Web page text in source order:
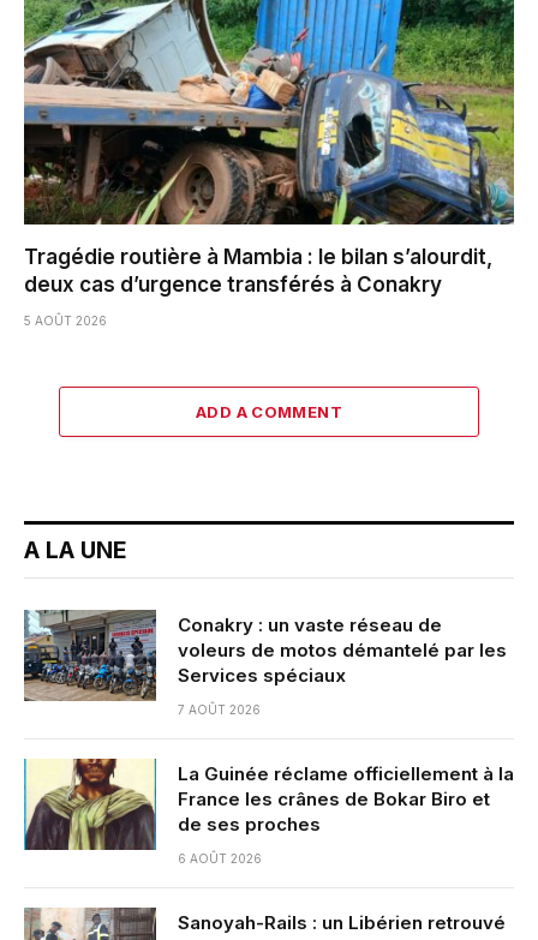
Tragédie routière à Mambia : le bilan s’alourdit,
deux cas d’urgence transférés à Conakry
5 AOÛT 2026
ADD A COMMENT
A LA UNE
Conakry : un vaste réseau de
voleurs de motos démantelé par les
Services spéciaux
7 AOÛT 2026
La Guinée réclame officiellement à la
France les crânes de Bokar Biro et
de ses proches
6 AOÛT 2026
Sanoyah-Rails : un Libérien retrouvé